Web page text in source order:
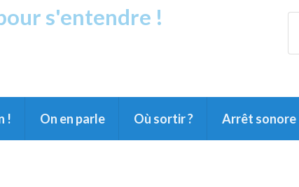
s'entendre !
! On en parle Où sortir ? Arrêt sonore